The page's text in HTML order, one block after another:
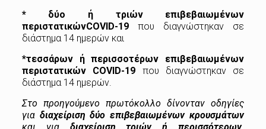
* δύο ή τριών επιβεβαιωμένων
περιστατικώνCOVID-19 που διαγνώστηκαν σε
διάστημα 14 ημερών και
*τεσσάρων ή περισσοτέρων επιβεβαιωμένων
περιστατικών COVID-19 που διαγνώστηκαν σε
διάστημα 14 ημερών.
Στο προηγούμενο πρωτόκολλο δίνονταν οδηγίες
για διαχείριση δύο επιβεβαιωμένων κρουσμάτων